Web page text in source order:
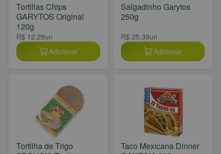
Tortillas Chips
GARYTOS Original
120g
R$ 12,29un
Adicionar
Salgadinho Garytos
250g
R$ 25,39un
Adicionar
Tortilha de Trigo
Taco Mexicana Dinner